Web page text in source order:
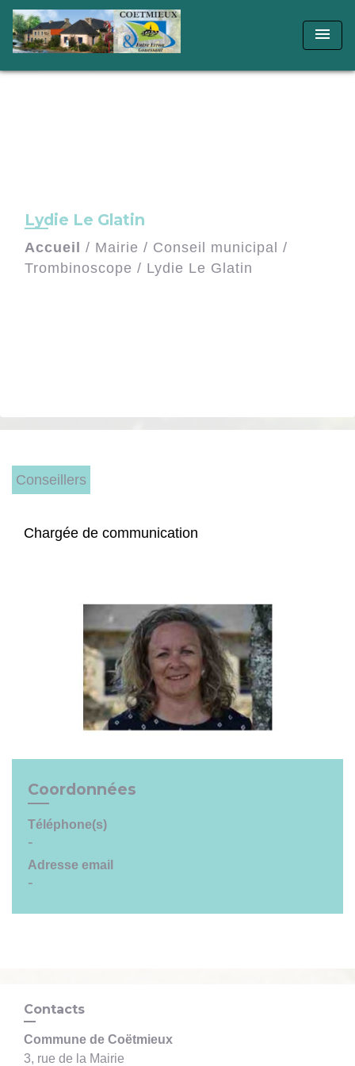
menu
Lydie Le Glatin
Accueil / Mairie / Conseil municipal /
Trombinoscope / Lydie Le Glatin
Conseillers
Chargée de communication
Coordonnées
Téléphone(s)
-
Adresse email
-
Contacts
Commune de Coëtmieux
3, rue de la Mairie